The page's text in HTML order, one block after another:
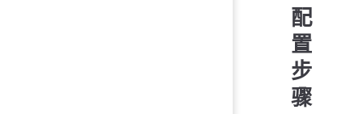
配
置
步
骤